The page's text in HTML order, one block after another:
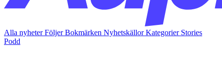
Alla nyheterFöljerBokmärken NyhetskällorKategorier Stories
Podd